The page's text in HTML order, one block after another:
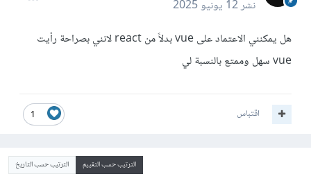
نشر12 يونيو 2025
هل يمكنني الاعتماد على vue بدلاً من react لانني بصراحة رأيت
vue سهل وممتع بالنسبة لي
1 اقتباس
الترتيب حسب التقييم الترتيب حسب التاريخ